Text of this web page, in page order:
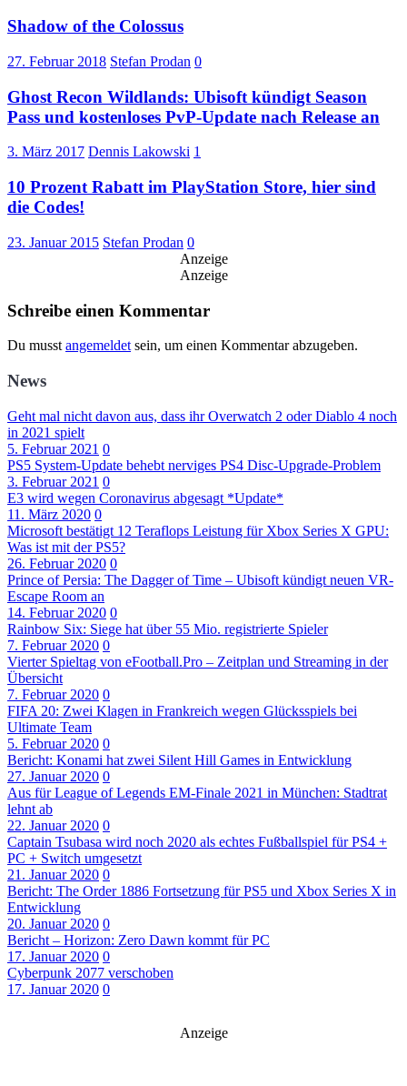
Shadow of the Colossus
27. Februar 2018 Stefan Prodan 0
Ghost Recon Wildlands: Ubisoft kündigt Season
Pass und kostenloses PvP-Update nach Release an
3. März 2017 Dennis Lakowski 1
10 Prozent Rabatt im PlayStation Store, hier sind
die Codes!
23. Januar 2015 Stefan Prodan 0
Anzeige
Anzeige
Schreibe einen Kommentar
Du musst angemeldet sein, um einen Kommentar abzugeben.
News
Geht mal nicht davon aus, dass ihr Overwatch 2 oder Diablo 4 noch
in 2021 spielt
5. Februar 2021 0
PS5 System-Update behebt nerviges PS4 Disc-Upgrade-Problem
3. Februar 2021 0
E3 wird wegen Coronavirus abgesagt *Update*
11. März 2020 0
Microsoft bestätigt 12 Teraflops Leistung für Xbox Series X GPU:
Was ist mit der PS5?
26. Februar 2020 0
Prince of Persia: The Dagger of Time – Ubisoft kündigt neuen VR-
Escape Room an
14. Februar 2020 0
Rainbow Six: Siege hat über 55 Mio. registrierte Spieler
7. Februar 2020 0
Vierter Spieltag von eFootball.Pro – Zeitplan und Streaming in der
Übersicht
7. Februar 2020 0
FIFA 20: Zwei Klagen in Frankreich wegen Glücksspiels bei
Ultimate Team
5. Februar 2020 0
Bericht: Konami hat zwei Silent Hill Games in Entwicklung
27. Januar 2020 0
Aus für League of Legends EM-Finale 2021 in München: Stadtrat
lehnt ab
22. Januar 2020 0
Captain Tsubasa wird noch 2020 als echtes Fußballspiel für PS4 +
PC + Switch umgesetzt
21. Januar 2020 0
Bericht: The Order 1886 Fortsetzung für PS5 und Xbox Series X in
Entwicklung
20. Januar 2020 0
Bericht – Horizon: Zero Dawn kommt für PC
17. Januar 2020 0
Cyberpunk 2077 verschoben
17. Januar 2020 0
Anzeige